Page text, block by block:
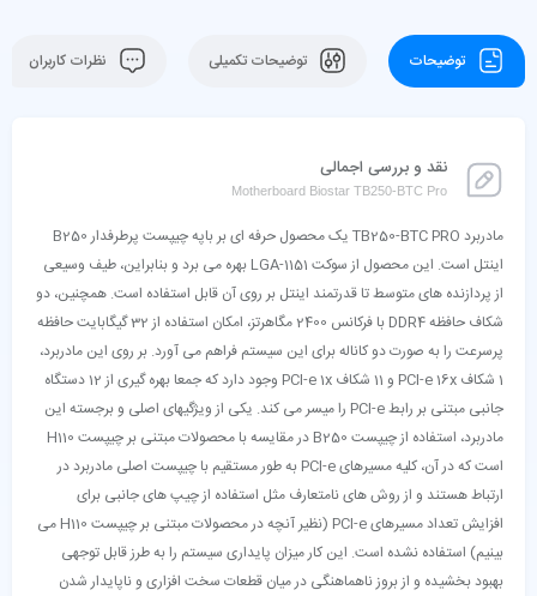
توضیحات توضیحات تکمیلی نظرات کاربران
نقد و بررسی اجمالی
Motherboard Biostar TB250-BTC Pro
مادربرد TB250-BTC PRO یک محصول حرفه ای بر باپه چیپست پرطرفدار B250
اینتل است. این محصول از سوکت LGA-1151 بهره می برد و بنابراین، طیف وسیعی
از پردازنده های متوسط تا قدرتمند اینتل بر روی آن قابل استفاده است. همچنین، دو
شکاف حافظه DDR4 با فرکانس 2400 مگاهرتز، امکان استفاده از 32 گیگابایت حافظه
پرسرعت را به صورت دو کاناله برای این سیستم فراهم می آورد. بر روی این مادربرد،
1 شکاف PCI-e 16x و 11 شکاف PCI-e 1x وجود دارد که جمعا بهره گیری از 12 دستگاه
جانبی مبتنی بر رابط PCI-e را میسر می کند. یکی از ویژگیهای اصلی و برجسته این
مادربرد، استفاده از چیپست B250 در مقایسه با محصولات مبتنی بر چیپست H110
است که در آن، کلیه مسیرهای PCI-e به طور مستقیم با چیپست اصلی مادربرد در
ارتباط هستند و از روش های نامتعارف مثل استفاده از چیپ های جانبی برای
افزایش تعداد مسیرهای PCI-e (نظیر آنچه در محصولات مبتنی بر چیپست H110 می
بینیم) استفاده نشده است. این کار میزان پایداری سیستم را به طرز قابل توجهی
بهبود بخشیده و از بروز ناهماهنگی در میان قطعات سخت افزاری و ناپایدار شدن